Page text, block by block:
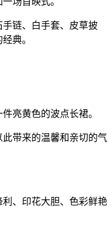
链、白手套、皮草披
典。
亮黄色的波点长裙。
带来的温馨和亲切的气
、印花大胆、色彩鲜艳